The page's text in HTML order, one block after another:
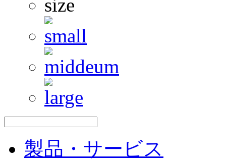
製品・サービス